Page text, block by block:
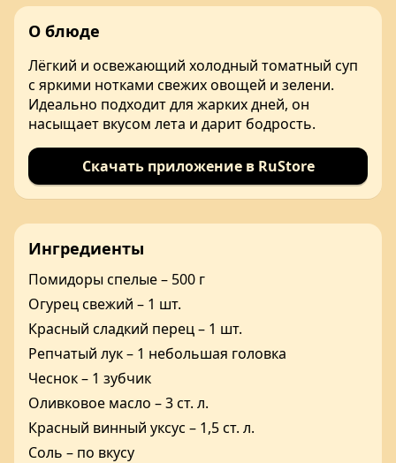
О блюде
Лёгкий и освежающий холодный томатный суп
с яркими нотками свежих овощей и зелени.
Идеально подходит для жарких дней, он
насыщает вкусом лета и дарит бодрость.
Скачать приложение в RuStore
Ингредиенты
Помидоры спелые – 500 г
Огурец свежий – 1 шт.
Красный сладкий перец – 1 шт.
Репчатый лук – 1 небольшая головка
Чеснок – 1 зубчик
Оливковое масло – 3 ст. л.
Красный винный уксус – 1,5 ст. л.
Соль – по вкусу